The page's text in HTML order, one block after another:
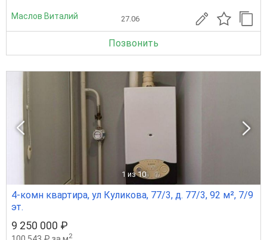
Маслов Виталий 27.06
Позвонить
1 из 10
4-комн квартира, ул Куликова, 77/3, д. 77/3, 92 м², 7/9
эт.
9 250 000 ₽
2